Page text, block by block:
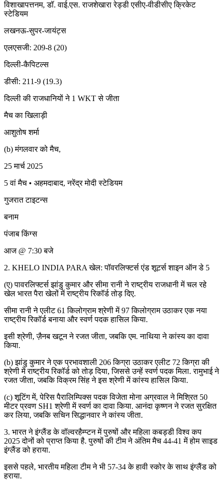
विशाखापत्तनम, डॉ. वाई.एस. राजशेखारा रेड्डी एसीए-वीडीसीए क्रिकेट
स्टेडियम
लखनऊ-सुपर-जायंट्स
एलएसजी: 209-8 (20)
दिल्ली-कैपिटल्स
डीसी: 211-9 (19.3)
दिल्ली की राजधानियों ने 1 WKT से जीता
मैच का खिलाड़ी
आशुतोष शर्मा
(b) मंगलवार को मैच,
25 मार्च 2025
5 वां मैच • अहमदाबाद, नरेंद्र मोदी स्टेडियम
गुजरात टाइटन्स
बनाम
पंजाब किंग्स
आज @ 7:30 बजे
2. KHELO INDIA PARA खेल: पॉवरलिफ्टर्स एंड शूटर्स शाइन ऑन डे 5
(ए) पावरलिफ्टर्स झांडु कुमार और सीमा रानी ने राष्ट्रीय राजधानी में चल रहे
खेल भारत पैरा खेलों में राष्ट्रीय रिकॉर्ड तोड़ दिए.
सीमा रानी ने एलीट 61 किलोग्राम श्रेणी में 97 किलोग्राम उठाकर एक नया
राष्ट्रीय रिकॉर्ड बनाया और स्वर्ण पदक हासिल किया.
इसी श्रेणी, ज़ैनब खटून ने रजत जीता, जबकि एम. नाथिया ने कांस्य का दावा
किया.
(b) झांडु कुमार ने एक प्रभावशाली 206 किग्रा उठाकर एलीट 72 किग्रा की
श्रेणी में राष्ट्रीय रिकॉर्ड को तोड़ दिया, जिससे उन्हें स्वर्ण पदक मिला. रामुभाई ने
रजत जीता, जबकि विक्रम सिंह ने इस श्रेणी में कांस्य हासिल किया.
(c) शूटिंग में, पेरिस पैरालिम्पिक्स पदक विजेता मोना अग्रवाल ने मिश्रित 50
मीटर प्रवण SH1 श्रेणी में स्वर्ण का दावा किया. आनंदा कृष्णन ने रजत सुरक्षित
कर लिया, जबकि सचिन सिद्धानवार ने कांस्य जीता.
3. भारत ने इंग्लैंड के वॉल्वरहैम्प्टन में पुरुषों और महिला कबड्डी विश्व कप
2025 दोनों को प्राप्त किया है. पुरुषों की टीम ने अंतिम मैच 44-41 में होम साइड
इंग्लैंड को हराया.
इससे पहले, भारतीय महिला टीम ने भी 57-34 के हावी स्कोर के साथ इंग्लैंड को
हराया.